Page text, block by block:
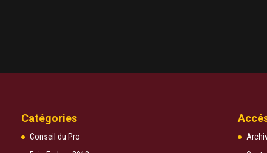
Catégories
Conseil du Pro